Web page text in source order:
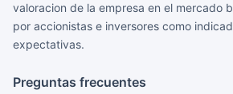
valoracion de la empresa en el mercado
por accionistas e inversores como
expectativas.
Preguntas frecuentes